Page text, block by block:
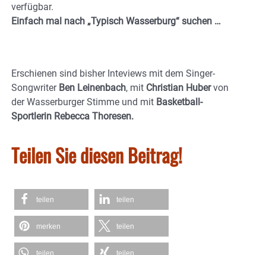
verfügbar.
Einfach mal nach „Typisch Wasserburg“ suchen …
Erschienen sind bisher Inteviews mit dem Singer-
Songwriter Ben Leinenbach, mit Christian Hubervon
der Wasserburger Stimme und mit Basketball-
Sportlerin Rebecca Thoresen.
Teilen Sie diesen Beitrag!
teilen teilen
merken teilen
teilen teilen